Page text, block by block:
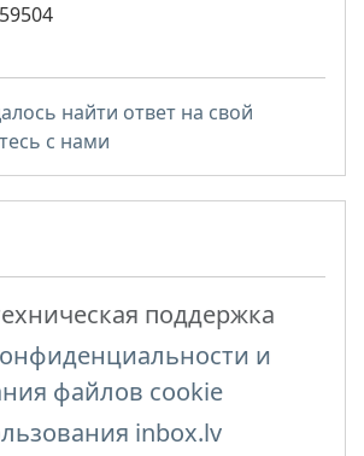
найти ответ на свой
с нами
поддержка
и
файлов cookie
inbox.lv